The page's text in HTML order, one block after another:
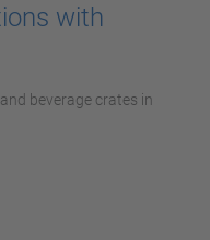
with
beverage crates in